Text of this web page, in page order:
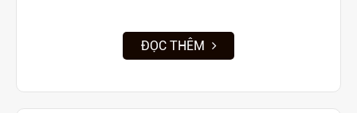
ĐỌC THÊM